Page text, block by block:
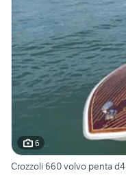
6
Crozzoli 660 volvo penta d4